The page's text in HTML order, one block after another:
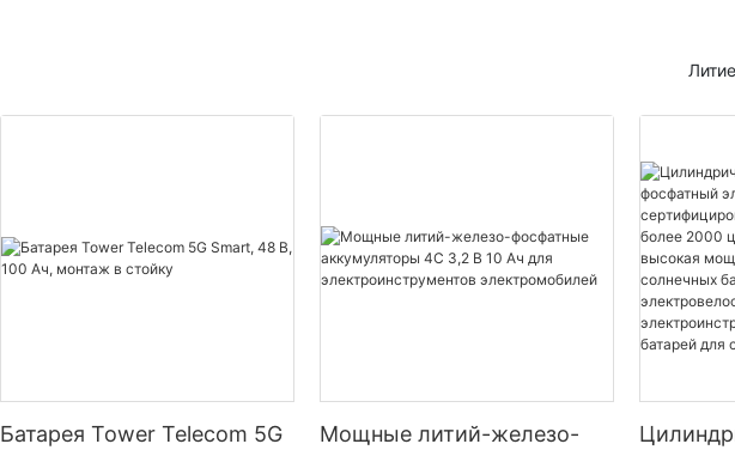
Батарея Tower Telecom 5G
Мощные литий-железо-